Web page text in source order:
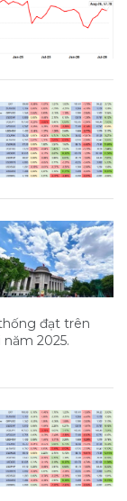
đạt trên
2025.